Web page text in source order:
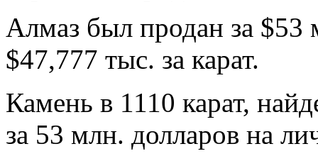
Алмаз был продан за $53
$47,777 тыс. за карат.
Камень в 1110 карат,
за 53 млн. долларов на